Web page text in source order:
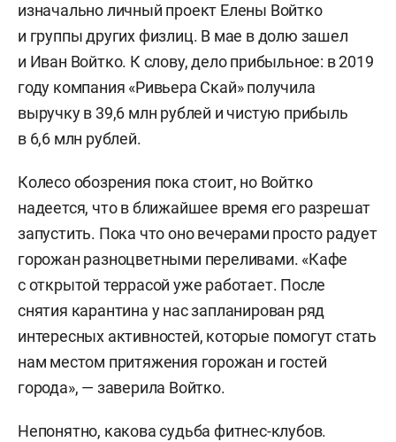
изначально личный проект Елены Войтко
и группы других физлиц. В мае в долю зашел
и Иван Войтко. К слову, дело прибыльное: в 2019
году компания «Ривьера Скай» получила
выручку в 39,6 млн рублей и чистую прибыль
в 6,6 млн рублей.
Колесо обозрения пока стоит, но Войтко
надеется, что в ближайшее время его разрешат
запустить. Пока что оно вечерами просто радует
горожан разноцветными переливами. «Кафе
с открытой террасой уже работает. После
снятия карантина у нас запланирован ряд
интересных активностей, которые помогут стать
нам местом притяжения горожан и гостей
города», — заверила Войтко.
Непонятно, какова судьба фитнес-клубов.